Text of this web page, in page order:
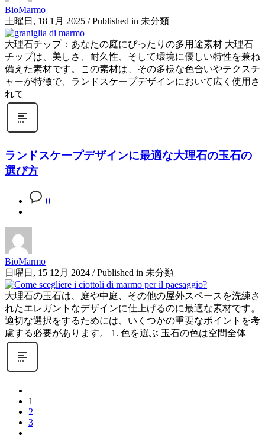
BioMarmo
土曜日, 18 1月 2025 / Published in 未分類
大理石チップ：あなたの庭にぴったりの多用途素材 大理石
チップは、美しさ、耐久性、そして環境に優しい特性を兼ね
備えた素材です。この素材は、その多様な色合いやテクスチ
ャーが特徴で、ランドスケープデザインにおいて広く使用さ
れて
ランドスケープデザインに最適な大理石の玉石の
選び方
0
BioMarmo
日曜日, 15 12月 2024 / Published in 未分類
大理石の玉石は、庭や中庭、その他の屋外スペースを洗練さ
れたエレガントなデザインに仕上げるのに最適な素材です。
適切な選択をするためには、いくつかの重要なポイントを考
慮する必要があります。 1. 色を選ぶ 玉石の色は空間全体
1
2
3